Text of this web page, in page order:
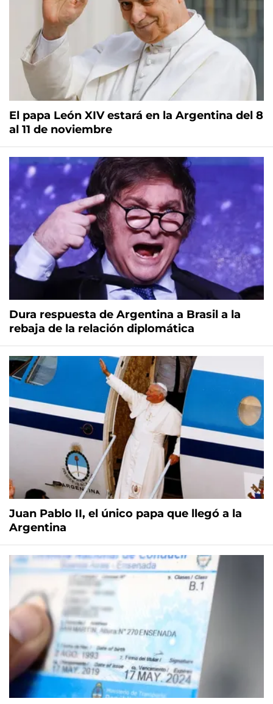
El papa León XIV estará en la Argentina del 8
al 11 de noviembre
Dura respuesta de Argentina a Brasil a la
rebaja de la relación diplomática
Juan Pablo II, el único papa que llegó a la
Argentina